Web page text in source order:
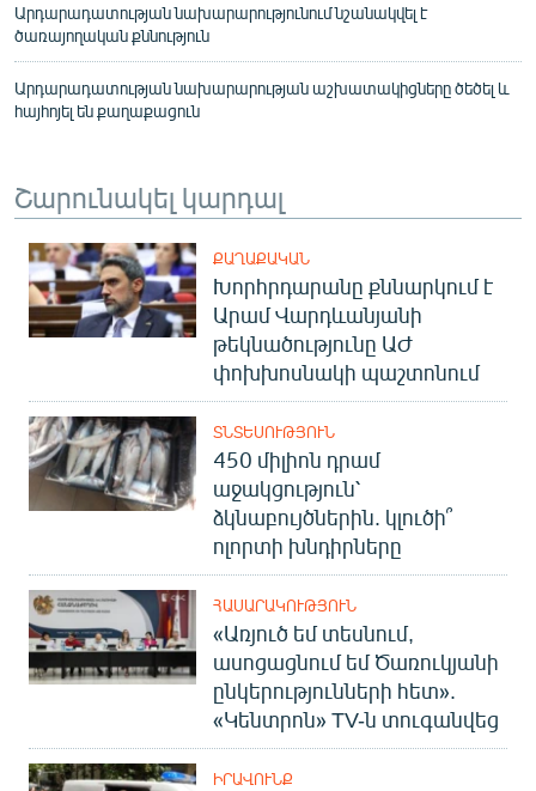
Արդարադատության նախարարությունում նշանակվել է
ծառայողական քննություն
Արդարադատության նախարարության աշխատակիցները ծեծել և
հայհոյել են քաղաքացուն
Շարունակել կարդալ
ՔԱՂԱՔԱԿԱՆ
Խորհրդարանը քննարկում է
Արամ Վարդևանյանի
թեկնածությունը ԱԺ
փոխխոսնակի պաշտոնում
ՏՆՏԵՍՈՒԹՅՈՒՆ
450 միլիոն դրամ
աջակցություն՝
ձկնաբույծներին. կլուծի՞
ոլորտի խնդիրները
ՀԱՍԱՐԱԿՈՒԹՅՈՒՆ
«Առյուծ եմ տեսնում,
ասոցացնում եմ Ծառուկյանի
ընկերությունների հետ».
«Կենտրոն» TV-ն տուգանվեց
ԻՐԱՎՈՒՆՔ